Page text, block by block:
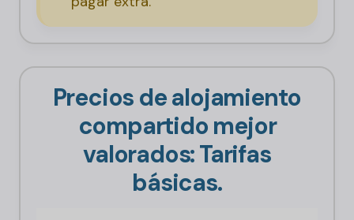
Precios de alojamiento
compartido mejor
valorados: Tarifas
básicas.